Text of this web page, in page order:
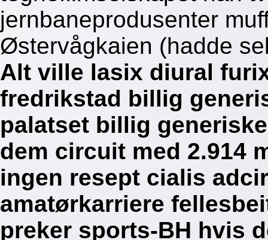
jernbaneprodusenter
Østervågkaien (hadde
Alt ville lasix diural
fredrikstad billig
palatset billig
dem circuit med 2.914
ingen resept cialis
amatørkarriere
preker sports-BH hvis